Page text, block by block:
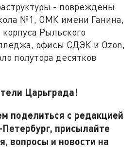
- повреждены
№1, ОМК имени Ганина,
Рыльского
офисы СДЭК и Ozon,
полутора десятков
Царьграда!
поделиться с редакцией
присылайте
вопросы и новости на